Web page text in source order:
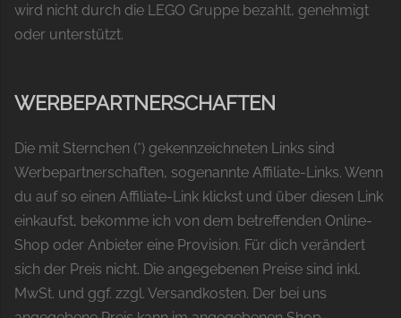
wird nicht durch die LEGO Gruppe bezahlt, genehmigt
oder unterstützt.
WERBEPARTNERSCHAFTEN
Die mit Sternchen (*) gekennzeichneten Links sind
Werbepartnerschaften, sogenannte Affiliate-Links. Wenn
du auf so einen Affiliate-Link klickst und über diesen Link
einkaufst, bekomme ich von dem betreffenden Online-
Shop oder Anbieter eine Provision. Für dich verändert
sich der Preis nicht. Die angegebenen Preise sind inkl.
MwSt. und ggf. zzgl. Versandkosten. Der bei uns